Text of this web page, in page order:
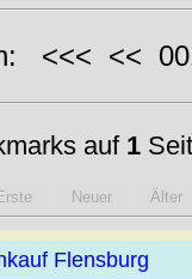
<<< <<
auf 1
Neuer Älter
Flensburg